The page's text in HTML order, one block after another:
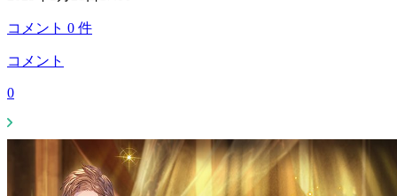
コメント 0 件
コメント
0